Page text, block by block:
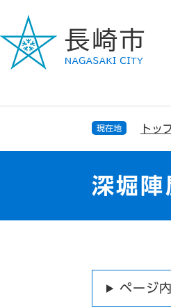
ジ
で
ュ
ば
現在地 トッ
深堀陣
ページ